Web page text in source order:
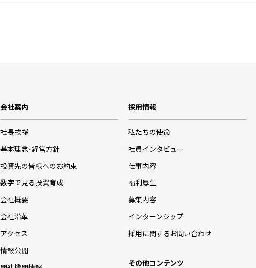
会社案内
社長挨拶
基本理念･経営方針
投資先の皆様へのお約束
数字で見る投資育成
会社概要
会社沿革
アクセス
情報公開
採用情報
私たちの使命
社員インタビュー
仕事内容
福利厚生
募集内容
インターンシップ
採用に関するお問い合わせ
その他コンテンツ